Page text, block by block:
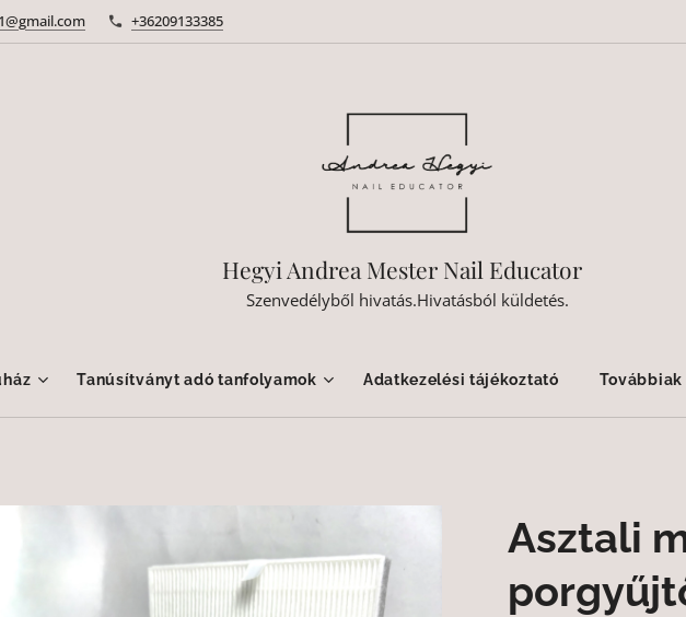
+36209133385
Hegyi Andrea Mester Nail Educator
Szenvedélyből hivatás.Hivatásból küldetés.
Tanúsítványt adó tanfolyamok Adatkezelési tájékoztató Továbbiak
Asztali